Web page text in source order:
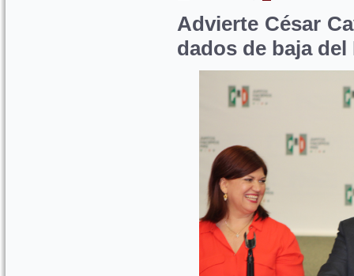
Advierte César
dados de baja del